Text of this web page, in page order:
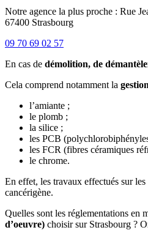
Notre agence la plus proche : Rue
67400 Strasbourg
09 70 69 02 57
En cas de démolition, de
Cela comprend notamment la
l’amiante ;
le plomb ;
la silice ;
les PCB
les FCR (fibres céramiques
le chrome.
En effet, les travaux effectués sur
cancérigène.
Quelles sont les réglementations en
d’oeuvre) choisir sur Strasbourg ?